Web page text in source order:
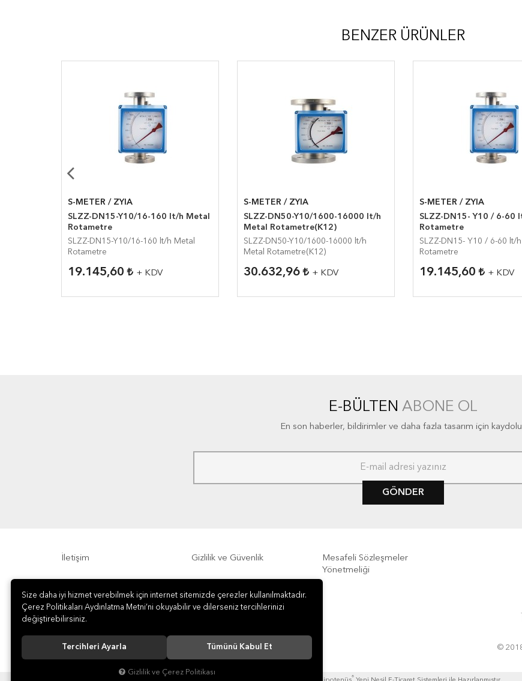
BENZER ÜRÜNLER
S-METER / ZYIA
SLZZ-DN15-Y10/16-160 lt/h Metal
Rotametre
SLZZ-DN15-Y10/16-160 lt/h Metal
Rotametre
19.145,60 + KDV
S-METER / ZYIA
SLZZ-DN50-Y10/1600-16000 lt/h
Metal Rotametre(K12)
SLZZ-DN50-Y10/1600-16000 lt/h
Metal Rotametre(K12)
30.632,96 + KDV
S-METER / ZYIA
SLZZ-DN15- Y10 / 6-60
Rotametre
SLZZ-DN15- Y10 / 6-60 lt/h
Rotametre
19.145,60 + KDV
E-BÜLTEN ABONE OL
En son haberler, bildirimler ve daha fazla tasarım için
GÖNDER
İletişim Gizlilik ve Güvenlik
Mesafeli Sözleşmeler
Yönetmeliği
Sıkça Sorulan Sorular Sipariş, Teslimat ve İade
©
®
Size daha iyi hizmet verebilmek için internet sitemizde çerezler kullanılmaktadır.
Çerez Politikaları Aydınlatma Metni’ni okuyabilir ve dilerseniz tercihlerinizi
değiştirebilirsiniz.
Tercihleri Ayarla Tümünü Kabul Et
Gizlilik ve Çerez Politikası